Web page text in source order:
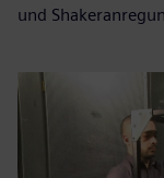
und